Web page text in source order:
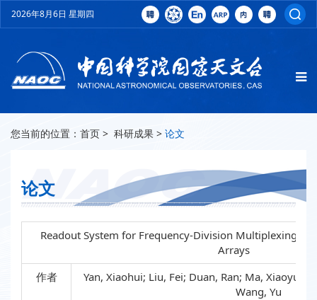
2026年8月6日 星期四
您当前的位置： 首页 > 科研成果 > 论文
论文
Readout System for Frequency-Division Multiplexing
Arrays
作者
Yan, Xiaohui; Liu, Fei; Duan, Ran; Ma, Xiaoyun;
Wang, Yu